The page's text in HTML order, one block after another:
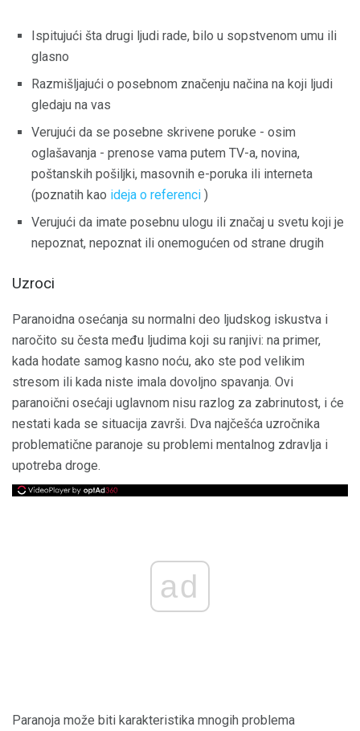
Ispitujući šta drugi ljudi rade, bilo u sopstvenom umu ili
glasno
Razmišljajući o posebnom značenju načina na koji ljudi
gledaju na vas
Verujući da se posebne skrivene poruke - osim
oglašavanja - prenose vama putem TV-a, novina,
poštanskih pošiljki, masovnih e-poruka ili interneta
(poznatih kao ideja o referenci )
Verujući da imate posebnu ulogu ili značaj u svetu koji je
nepoznat, nepoznat ili onemogućen od strane drugih
Uzroci
Paranoidna osećanja su normalni deo ljudskog iskustva i
naročito su česta među ljudima koji su ranjivi: na primer,
kada hodate samog kasno noću, ako ste pod velikim
stresom ili kada niste imala dovoljno spavanja. Ovi
paranoični osećaji uglavnom nisu razlog za zabrinutost, i će
nestati kada se situacija završi. Dva najčešća uzročnika
problematične paranoje su problemi mentalnog zdravlja i
upotreba droge.
ad
Paranoja može biti karakteristika mnogih problema